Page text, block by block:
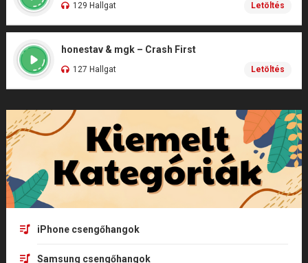
129 Hallgat Letöltés
honestav & mgk – Crash First
127 Hallgat Letöltés
iPhone csengőhangok
Samsung csengőhangok